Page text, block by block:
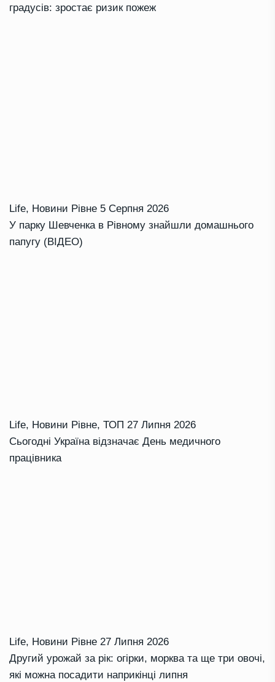
градусів: зростає ризик пожеж
Life, Новини Рівне 5 Серпня 2026
У парку Шевченка в Рівному знайшли домашнього
папугу (ВІДЕО)
Life, Новини Рівне, ТОП 27 Липня 2026
Сьогодні Україна відзначає День медичного
працівника
Life, Новини Рівне 27 Липня 2026
Другий урожай за рік: огірки, морква та ще три овочі,
які можна посадити наприкінці липня